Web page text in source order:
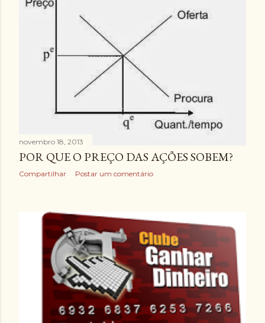
novembro 18, 2013
POR QUE O PREÇO DAS AÇÕES SOBEM?
Compartilhar Postar um comentário